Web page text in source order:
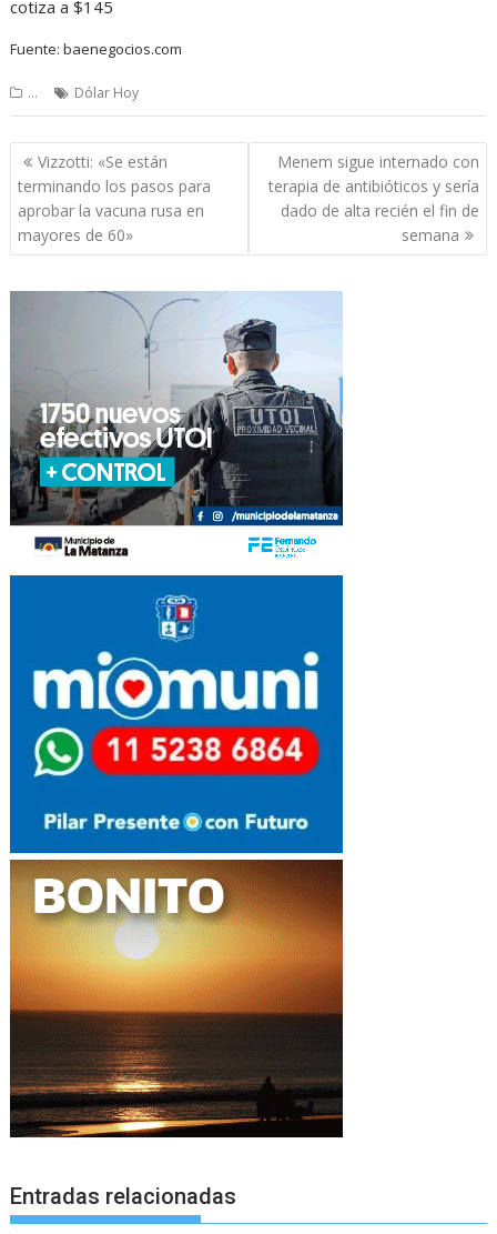
cotiza a $145
Fuente: baenegocios.com
... Dólar Hoy
Navegación
de
entradas
Vizzotti: «Se están
terminando los pasos para
aprobar la vacuna rusa en
mayores de 60»
Menem sigue internado con
terapia de antibióticos y sería
dado de alta recién el fin de
semana
Entradas relacionadas